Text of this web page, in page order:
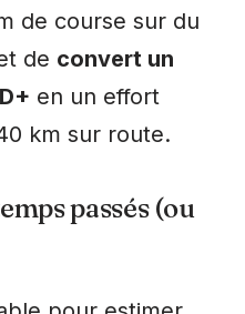
de course sur du
de convert un
en un effort
km sur route.
passés (ou